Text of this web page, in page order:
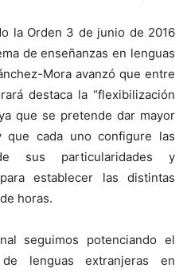
la Orden 3 de junio de 2016
de enseñanzas en lenguas
Mora avanzó que entre
destaca la “flexibilización
que se pretende dar mayor
cada uno configure las
sus particularidades y
establecer las distintas
horas.
seguimos potenciando el
lenguas extranjeras en